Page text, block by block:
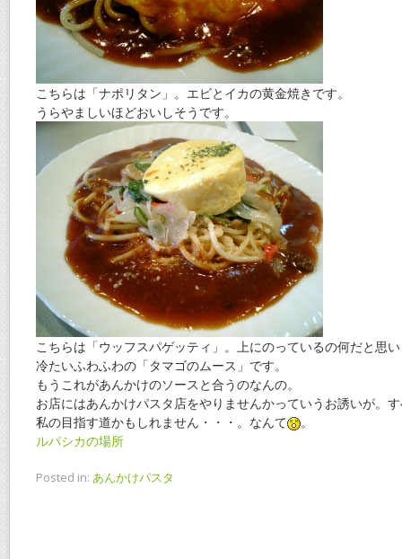
こちらは「ナポリタン」。エビとイカの黄金焼きです。
うらやましいほどおいしそうです。
こちらは「ウッフスパゲッティ」。上にのっているの何だと思
冷たいふわふわの「タマゴのムース」です。
もうこれがあんかけのソースと合うのなんの。
お店にはあんかけパスタ店をやりませんかっていうお誘いが。
私の目指す道かもしれません・・・。なんて
。
ルパシカの場所
Posted in: あんかけパスタ